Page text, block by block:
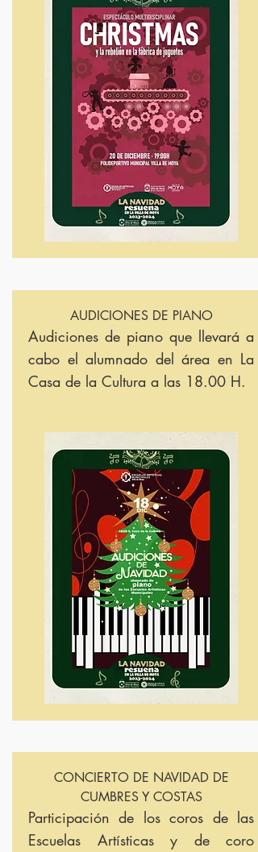
AUDICIONES DE PIANO
Audiciones de piano que llevará a
cabo el alumnado del área en La
Casa de la Cultura a las 18.00 H.
CONCIERTO DE NAVIDAD DE
CUMBRES Y COSTAS
Participación de los coros de las
Escuelas Artísticas y de coro